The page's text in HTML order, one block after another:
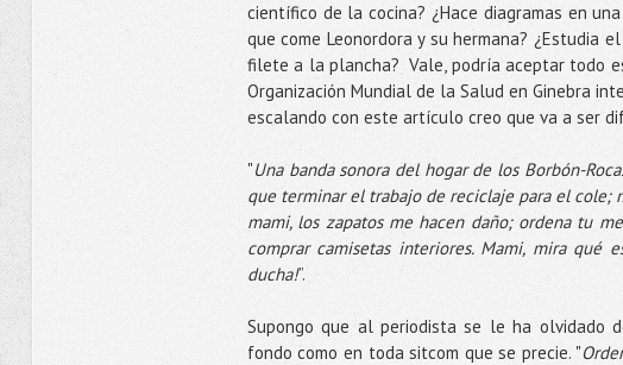
científico de la cocina? ¿Hace diagramas en
que come Leonordora y su hermana? ¿Estudia
filete a la plancha? Vale, podría aceptar todo
Organización Mundial de la Salud en Ginebra
escalando con este artículo creo que va a ser
"Una banda sonora del hogar de los Borbón-
que terminar el trabajo de reciclaje para el cole;
mami, los zapatos me hacen daño; ordena tu
comprar camisetas interiores. Mami, mira qué
ducha!”.
Supongo que al periodista se le ha olvidado
fondo como en toda sitcom que se precie. "